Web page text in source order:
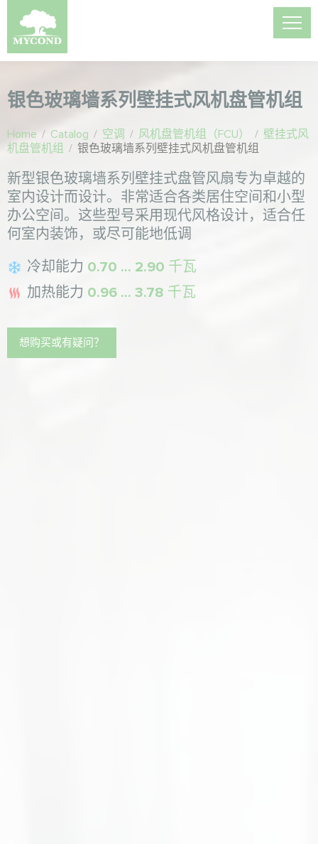
银色玻璃墙系列壁挂式风机盘管机组
Home / Catalog / 空调 / 风机盘管机组（FCU） / 壁挂式风
机盘管机组 / 银色玻璃墙系列壁挂式风机盘管机组
新型银色玻璃墙系列壁挂式盘管风扇专为卓越的
室内设计而设计。非常适合各类居住空间和小型
办公空间。这些型号采用现代风格设计，适合任
何室内装饰，或尽可能地低调
冷却能力 0.70 ... 2.90 千瓦
加热能力 0.96 ... 3.78 千瓦
想购买或有疑问？